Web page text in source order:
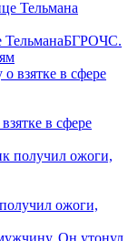
БГРОЧС.
в сфере
ожоги,